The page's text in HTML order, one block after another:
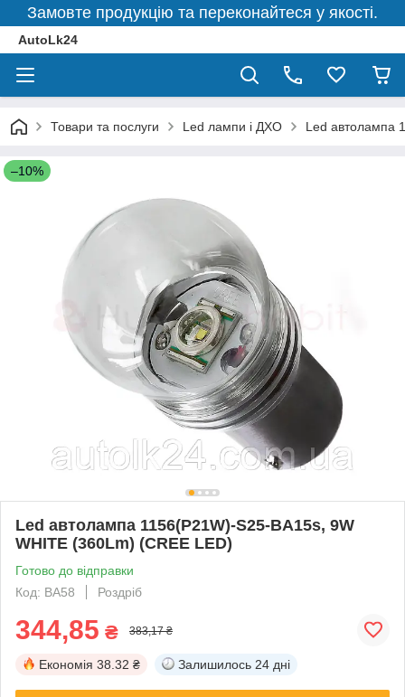
Замовте продукцію та переконайтеся у якості.
AutoLk24
Товари та послуги Led лампи і ДХО Led автолампа
–10%
Led автолампа 1156(P21W)-S25-BA15s, 9W
WHITE (360Lm) (CREE LED)
Готово до відправки
Код: BA58
Роздріб
344,85 ₴ 383,17 ₴
Економія 38.32 ₴ Залишилось 24 дні